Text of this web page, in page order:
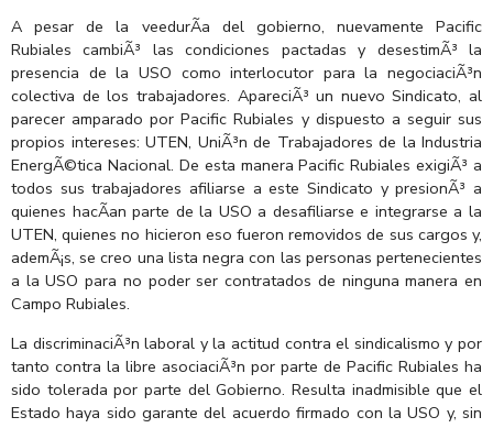
A pesar de la veedurÃ­a del gobierno, nuevamente Pacific
Rubiales cambiÃ³ las condiciones pactadas y desestimÃ³ la
presencia de la USO como interlocutor para la negociaciÃ³n
colectiva de los trabajadores. ApareciÃ³ un nuevo Sindicato, al
parecer amparado por Pacific Rubiales y dispuesto a seguir sus
propios intereses: UTEN, UniÃ³n de Trabajadores de la Industria
EnergÃ©tica Nacional. De esta manera Pacific Rubiales exigiÃ³ a
todos sus trabajadores afiliarse a este Sindicato y presionÃ³ a
quienes hacÃ­an parte de la USO a desafiliarse e integrarse a la
UTEN, quienes no hicieron eso fueron removidos de sus cargos y,
ademÃ¡s, se creo una lista negra con las personas pertenecientes
a la USO para no poder ser contratados de ninguna manera en
Campo Rubiales.
La discriminaciÃ³n laboral y la actitud contra el sindicalismo y por
tanto contra la libre asociaciÃ³n por parte de Pacific Rubiales ha
sido tolerada por parte del Gobierno. Resulta inadmisible que el
Estado haya sido garante del acuerdo firmado con la USO y, sin